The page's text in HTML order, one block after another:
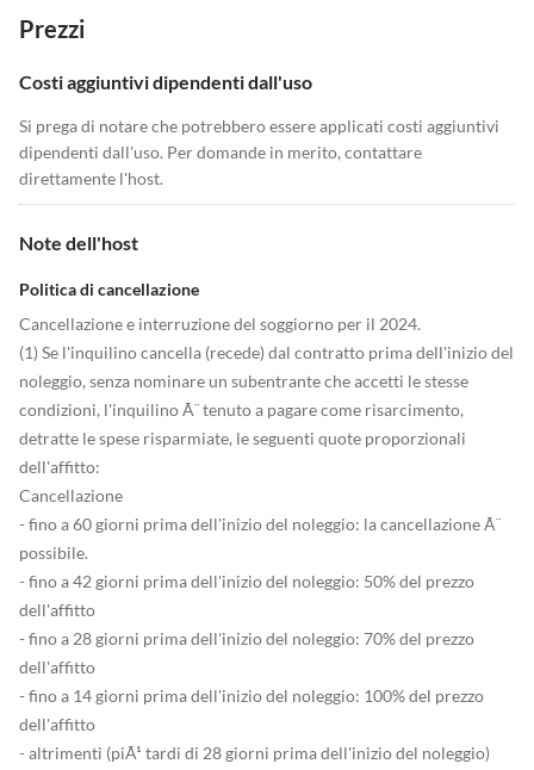
Prezzi
Costi aggiuntivi dipendenti dall'uso
Si prega di notare che potrebbero essere applicati costi aggiuntivi
dipendenti dall'uso. Per domande in merito, contattare
direttamente l'host.
Note dell'host
Politica di cancellazione
Cancellazione e interruzione del soggiorno per il 2024.
(1) Se l'inquilino cancella (recede) dal contratto prima dell'inizio del
noleggio, senza nominare un subentrante che accetti le stesse
condizioni, l'inquilino Ã¨ tenuto a pagare come risarcimento,
detratte le spese risparmiate, le seguenti quote proporzionali
dell'affitto:
Cancellazione
- fino a 60 giorni prima dell'inizio del noleggio: la cancellazione Ã¨
possibile.
- fino a 42 giorni prima dell'inizio del noleggio: 50% del prezzo
dell'affitto
- fino a 28 giorni prima dell'inizio del noleggio: 70% del prezzo
dell'affitto
- fino a 14 giorni prima dell'inizio del noleggio: 100% del prezzo
dell'affitto
- altrimenti (piÃ¹ tardi di 28 giorni prima dell'inizio del noleggio)